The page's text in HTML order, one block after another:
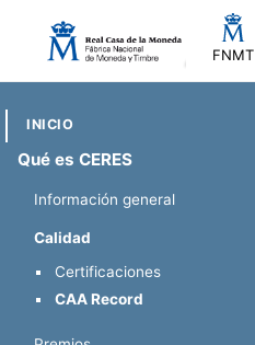
FNMT
INICIO
Qué es CERES
Información general
Calidad
Certificaciones
CAA Record